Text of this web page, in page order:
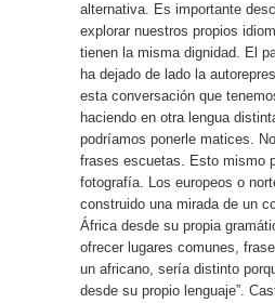
alternativa. Es importante
explorar nuestros propios
tienen la misma dignidad. El
ha dejado de lado la
esta conversación que
haciendo en otra lengua
podríamos ponerle matices.
frases escuetas. Esto mismo
fotografía. Los europeos o
construido una mirada de un
África desde su propia
ofrecer lugares comunes,
un africano, sería distinto
desde su propio lenguaje”.